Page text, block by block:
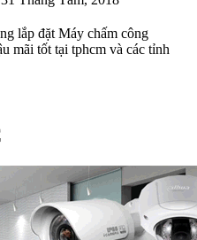
lắp đặt Máy chấm công
mãi tốt tại tphcm và các tỉnh